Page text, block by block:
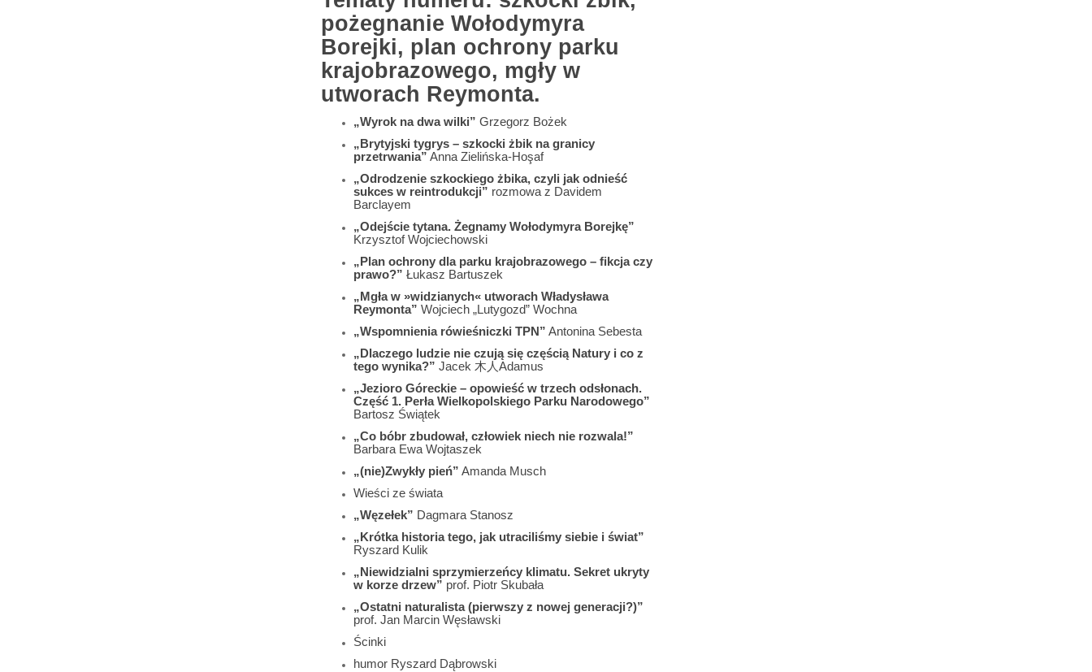
pożegnanie Wołodymyra
Borejki, plan ochrony parku
krajobrazowego, mgły w
utworach Reymonta.
„Wyrok na dwa wilki” Grzegorz Bożek
„Brytyjski tygrys – szkocki żbik na granicy
przetrwania” Anna Zielińska-Hoşaf
„Odrodzenie szkockiego żbika, czyli jak odnieść
sukces w reintrodukcji” rozmowa z Davidem
Barclayem
„Odejście tytana. Żegnamy Wołodymyra Borejkę”
Krzysztof Wojciechowski
„Plan ochrony dla parku krajobrazowego – fikcja czy
prawo?” Łukasz Bartuszek
„Mgła w »widzianych« utworach Władysława
Reymonta” Wojciech „Lutygozd” Wochna
„Wspomnienia rówieśniczki TPN” Antonina Sebesta
„Dlaczego ludzie nie czują się częścią Natury i co z
tego wynika?” Jacek 木人Adamus
„Jezioro Góreckie – opowieść w trzech odsłonach.
Część 1. Perła Wielkopolskiego Parku Narodowego”
Bartosz Świątek
„Co bóbr zbudował, człowiek niech nie rozwala!”
Barbara Ewa Wojtaszek
„(nie)Zwykły pień” Amanda Musch
Wieści ze świata
„Węzełek” Dagmara Stanosz
„Krótka historia tego, jak utraciliśmy siebie i świat”
Ryszard Kulik
„Niewidzialni sprzymierzeńcy klimatu. Sekret ukryty
w korze drzew” prof. Piotr Skubała
„Ostatni naturalista (pierwszy z nowej generacji?)”
prof. Jan Marcin Węsławski
Ścinki
humor Ryszard Dąbrowski